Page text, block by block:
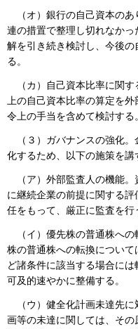
（オ）銀行の自己資本の
連の措置で整理し切れなか
解を引き続き検討し、今後
る。
（カ）自己資本比率に関
上の自己資本比率の算定を
令上の手当を含めて検討する。
（３）ガバナンスの強化
化するため、以下の施策を講
（ア）外部監査人の機能
に継続企業の前提に関する
任をもって、厳正に監査を行
（イ）優先株の普通株へ
株の普通株への転換につい
ど諸条件に該当する場合に
可及的速やかに整備する。
（ウ）健全化計画未達先
画等の未達に関しては、その